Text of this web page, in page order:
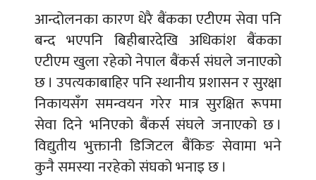
आन्दोलनका कारण धेरै बैंकका एटीएम सेवा पनि
बन्द भएपनि बिहीबारदेखि अधिकांश बैंकका
एटीएम खुला रहेको नेपाल बैंकर्स संघले जनाएको
छ । उपत्यकाबाहिर पनि स्थानीय प्रशासन र सुरक्षा
निकायसँग समन्वयन गरेर मात्र सुरक्षित रूपमा
सेवा दिने भनिएको बैंकर्स संघले जनाएको छ ।
विद्युतीय भुक्तानी डिजिटल बैंकिङ सेवामा भने
कुनै समस्या नरहेको संघको भनाइ छ ।